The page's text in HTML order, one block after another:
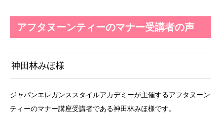
アフタヌーンティーのマナー受講者の声
神田林みほ様
ジャパンエレガンススタイルアカデミーが主催するアフタヌーン
ティーのマナー講座受講者である神田林みほ様です。